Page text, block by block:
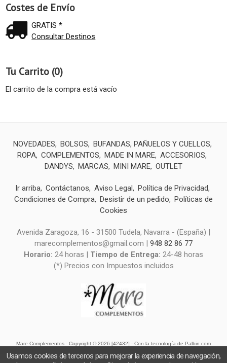
Costes de Envío
GRATIS *
Consultar Destinos
Tu Carrito (0)
El carrito de la compra está vacío
NOVEDADES BOLSOS
BUFANDAS, PAÑUELOS Y CUELLOS
ROPA COMPLEMENTOS MADE IN MARE ACCESORIOS
DANDYS
MARCAS MINI MARE OUTLET
Ir arriba Contáctanos Aviso Legal
Política de Privacidad
Condiciones de Compra Desistir de un pedido
Políticas de
Cookies
Avenida Zaragoza, 16 - 31500 Tudela, Navarra - (España) |
marecomplementos@gmail.com | 948 82 86 77
Horario: 24 horas | Tiempo de Entrega: 24-48 horas
(*) Precios con Impuestos incluidos
Mare Complementos - Copyright © 2026 [42432] - Con la tecnología de Palbin.com
Usamos cookies de terceros para mejorar la experiencia de navegación,